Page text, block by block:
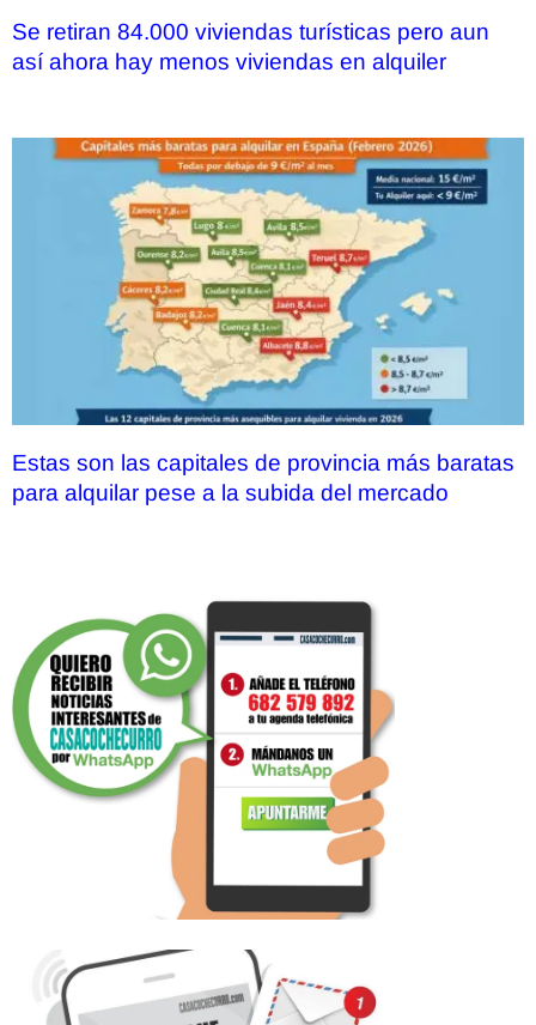
Se retiran 84.000 viviendas turísticas pero aun
así ahora hay menos viviendas en alquiler
Estas son las capitales de provincia más baratas
para alquilar pese a la subida del mercado